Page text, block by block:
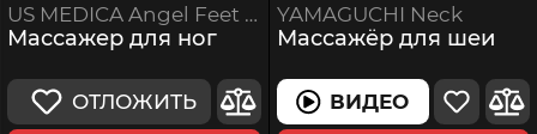
US MEDICA Angel Feet White
Массажер для ног
ОТЛОЖИТЬ
YAMAGUCHI Neck
Массажёр для шеи
ВИДЕО